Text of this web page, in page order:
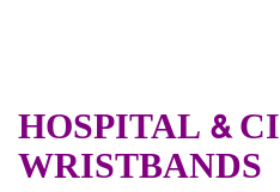
HOSPITAL &
WRISTBANDS